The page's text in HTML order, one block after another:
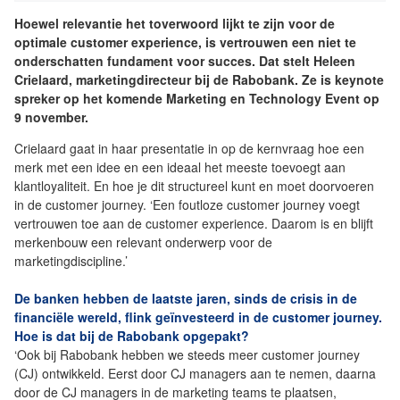
Hoewel relevantie het toverwoord lijkt te zijn voor de
optimale customer experience, is vertrouwen een niet te
onderschatten fundament voor succes. Dat stelt Heleen
Crielaard, marketingdirecteur bij de Rabobank. Ze is keynote
spreker op het komende Marketing en Technology Event op
9 november.
Crielaard gaat in haar presentatie in op de kernvraag hoe een
merk met een idee en een ideaal het meeste toevoegt aan
klantloyaliteit. En hoe je dit structureel kunt en moet doorvoeren
in de customer journey. ‘Een foutloze customer journey voegt
vertrouwen toe aan de customer experience. Daarom is en blijft
merkenbouw een relevant onderwerp voor de
marketingdiscipline.’
De banken hebben de laatste jaren, sinds de crisis in de
financiële wereld, flink geïnvesteerd in de customer journey.
Hoe is dat bij de Rabobank opgepakt?
‘Ook bij Rabobank hebben we steeds meer customer journey
(CJ) ontwikkeld. Eerst door CJ managers aan te nemen, daarna
door de CJ managers in de marketing teams te plaatsen,